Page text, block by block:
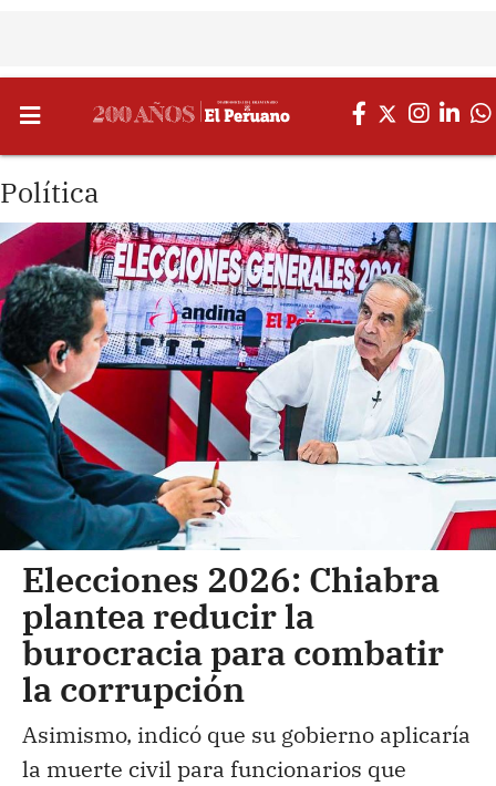
Política
Elecciones 2026: Chiabra
plantea reducir la
burocracia para combatir
la corrupción
Asimismo, indicó que su gobierno aplicaría
la muerte civil para funcionarios que